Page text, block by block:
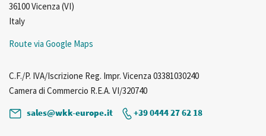
36100 Vicenza (VI)
Italy
Route via Google Maps
C.F./P. IVA/Iscrizione Reg. Impr. Vicenza 03381030240
Camera di Commercio R.E.A. VI/320740
sales@wkk-europe.it
+39 0444 27 62 18